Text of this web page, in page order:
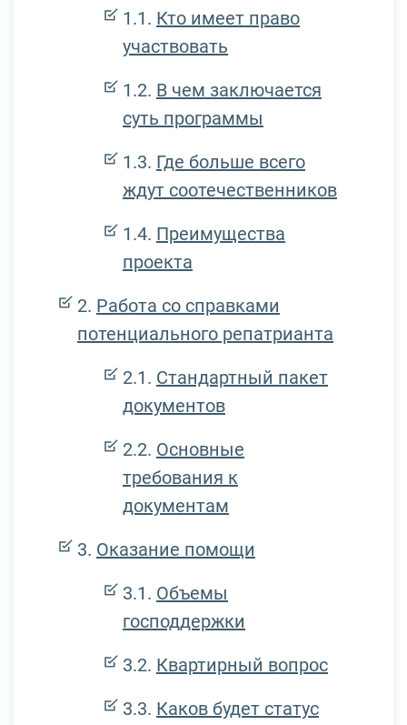
Кто имеет право
участвовать
В чем заключается
суть программы
Где больше всего
ждут соотечественников
Преимущества
проекта
Работа со справками
потенциального репатрианта
Стандартный пакет
документов
Основные
требования к
документам
Оказание помощи
Объемы
господдержки
Квартирный вопрос
Каков будет статус